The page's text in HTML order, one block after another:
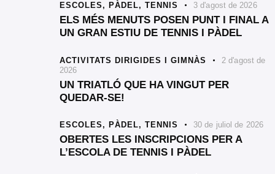
ESCOLES, PÀDEL, TENNIS 3 d'agost de 2026
ELS MÉS MENUTS POSEN PUNT I FINAL A
UN GRAN ESTIU DE TENNIS I PÀDEL
ACTIVITATS DIRIGIDES I GIMNÀS
2 d'agost de
2026
UN TRIATLÓ QUE HA VINGUT PER
QUEDAR-SE!
ESCOLES, PÀDEL, TENNIS 30 de juliol de 2026
OBERTES LES INSCRIPCIONS PER A
L’ESCOLA DE TENNIS I PÀDEL